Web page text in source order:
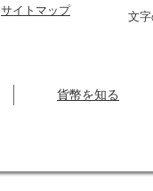
サイトマップ 文字
貨幣を知る